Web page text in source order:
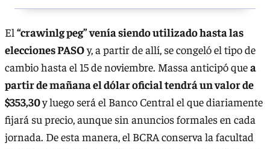
El “crawinlg peg” venía siendo utilizado hasta las
elecciones PASOy, a partir de allí, se congeló el tipo de
cambio hasta el 15 de noviembre. Massa anticipó quea
partir de mañana el dólar oficial tendrá un valor de
$353,30y luego será el Banco Central el que diariamente
fijará su precio, aunque sin anuncios formales en cada
jornada. De esta manera, el BCRA conserva la facultad